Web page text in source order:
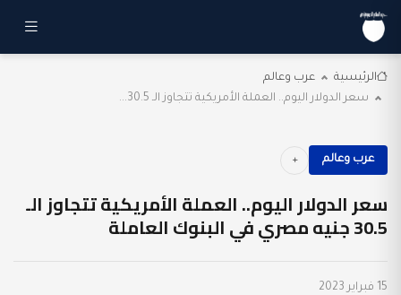
الرئيسية
عرب وعالم
سعر الدولار اليوم.. العملة الأمريكية تتجاوز الـ 30.5...
عرب وعالم
سعر الدولار اليوم.. العملة الأمريكية تتجاوز الـ
30.5 جنيه مصري في البنوك العاملة
15 فبراير 2023